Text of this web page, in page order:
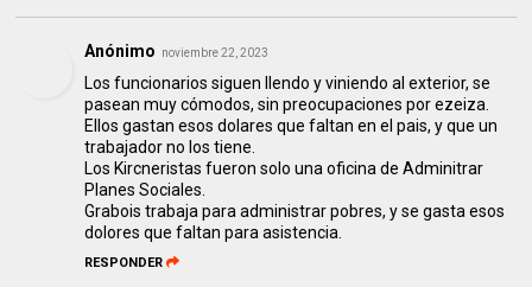
Anónimo noviembre 22, 2023
Los funcionarios siguen llendo y viniendo al exterior, se
pasean muy cómodos, sin preocupaciones por ezeiza.
Ellos gastan esos dolares que faltan en el pais, y que un
trabajador no los tiene.
Los Kircneristas fueron solo una oficina de Adminitrar
Planes Sociales.
Grabois trabaja para administrar pobres, y se gasta esos
dolores que faltan para asistencia.
RESPONDER